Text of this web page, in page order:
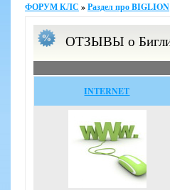
ФОРУМ КЛС »Раздел про BIGLION
ОТЗЫВЫ о
INTERNET